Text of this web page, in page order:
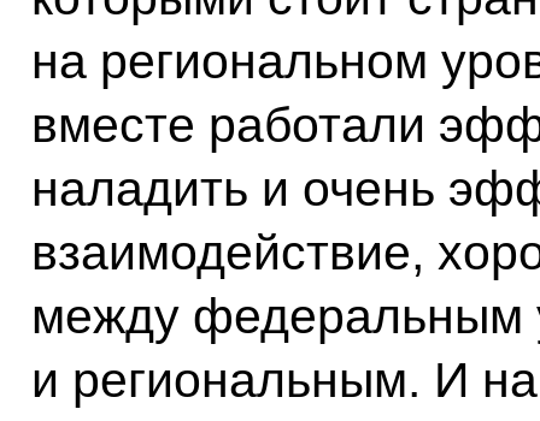
на региональном
вместе работали
наладить и очень
взаимодействие,
между федеральным
и региональным. И